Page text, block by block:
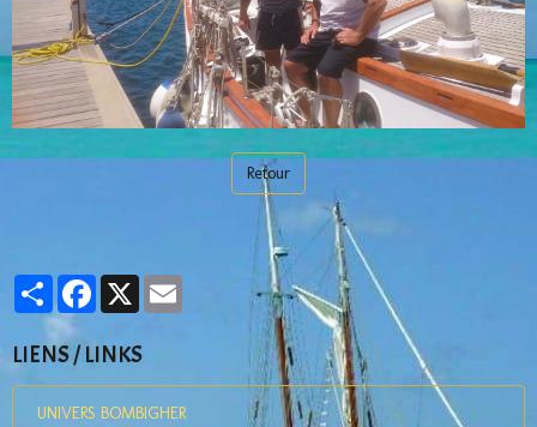
Retour
PartagerFacebook
X
LIENS / LINKS
UNIVERS BOMBIGHER